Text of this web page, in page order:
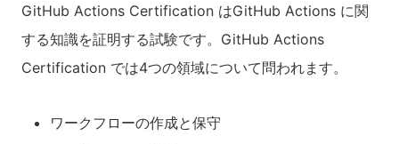
GitHub Actions Certification はGitHub Actions に関
する知識を証明する試験です。GitHub Actions
Certification では4つの領域について問われます。
ワークフローの作成と保守